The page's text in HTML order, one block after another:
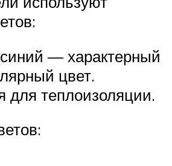
— характерный
цвет.
для теплоизоляции.